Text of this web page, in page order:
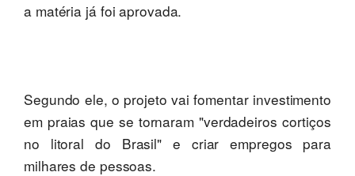
a matéria já foi aprovada.
Segundo ele, o projeto vai fomentar investimento
em praias que se tornaram "verdadeiros cortiços
no litoral do Brasil" e criar empregos para
milhares de pessoas.